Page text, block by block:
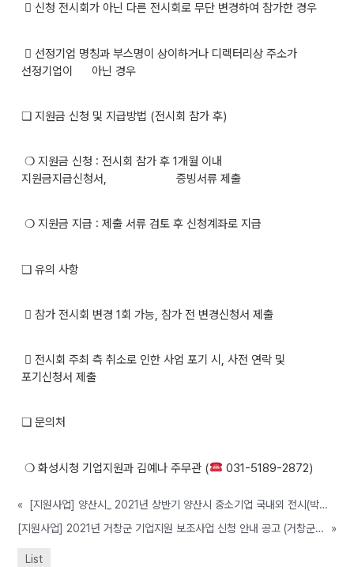
 신청 전시회가 아닌 다른 전시회로 무단 변경하여 참가한 경우
 선정기업 명칭과 부스명이 상이하거나 디렉터리상 주소가
선정기업이 아닌 경우
❏ 지원금 신청 및 지급방법 (전시회 참가 후)
❍ 지원금 신청 : 전시회 참가 후 1개월 이내
지원금지급신청서, 증빙서류 제출
❍ 지원금 지급 : 제출 서류 검토 후 신청계좌로 지급
❏ 유의 사항
 참가 전시회 변경 1회 가능, 참가 전 변경신청서 제출
 전시회 주최 측 취소로 인한 사업 포기 시, 사전 연락 및
포기신청서 제출
❏ 문의처
❍ 화성시청 기업지원과 김예나 주무관 ( 031-5189-2872)
«
[지원사업] 양산시_ 2021년 상반기 양산시 중소기업 국내외 전시(박람)회 참가 지원 사업 공고(~2/17까지)
[지원사업] 2021년 거창군 기업지원 보조사업 신청 안내 공고 (거창군, ~예산 소진 시 까지)
»
List